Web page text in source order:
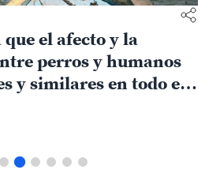
el afecto y la
perros y humanos
y similares en todo el